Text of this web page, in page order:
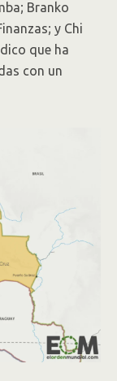
Branko
y Chi
que ha
con un